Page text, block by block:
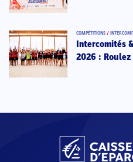
COMPÉTITIONS /
Intercomités
2026 :